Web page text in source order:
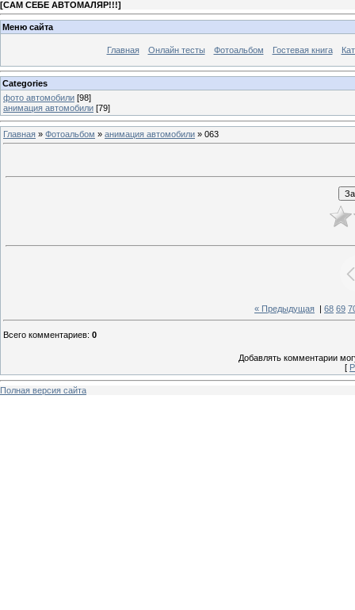
[САМ СЕБЕ АВТОМАЛЯР!!!]
Меню сайта
Главная Онлайн тесты Фотоальбом Гостевая книга
Categories
фото автомобили [98]
анимация автомобили [79]
Главная » Фотоальбом » анимация автомобили » 063
« Предыдущая | 68 69
Всего комментариев: 0
Добавлять комментарии
[
Полная версия сайта